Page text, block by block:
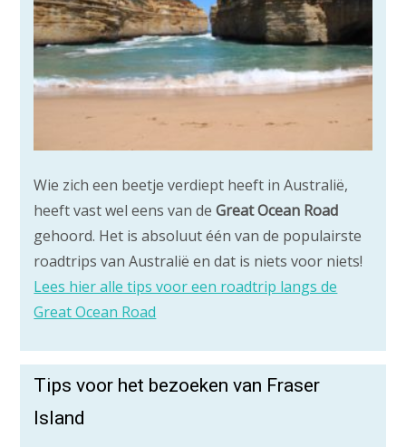
Wie zich een beetje verdiept heeft in Australië,
heeft vast wel eens van deGreat Ocean Road
gehoord. Het is absoluut één van de populairste
roadtrips van Australië en dat is niets voor niets!
Lees hier alle tips voor een roadtrip langs de
Great Ocean Road
Tips voor het bezoeken van Fraser
Island